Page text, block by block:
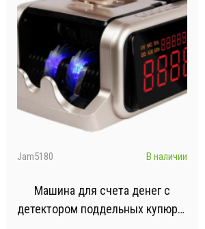
Jam5180 В наличии
Машина для счета денег с
детектором поддельных купюр и